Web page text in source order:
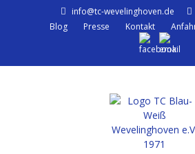
info@tc-wevelinghoven.de
Blog
Presse Kontakt